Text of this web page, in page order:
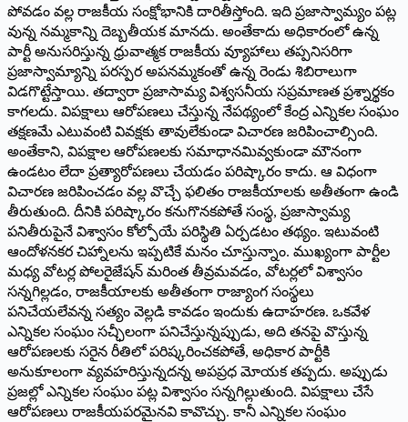
పోవ‌డం వ‌ల్ల రాజ‌కీయ సంక్షోభానికి దారితీస్తోంది. ఇది ప్ర‌జాస్వామ్యం ప‌ట్ల
వున్న న‌మ్మ‌కాన్ని దెబ్బ‌తీయ‌క మాన‌దు. అంతేకాదు అధికారంలో ఉన్న
పార్టీ అనుస‌రిస్తున్న ధ్రువాత్మ‌క రాజ‌కీయ వ్యూహాలు త‌ప్ప‌నిస‌రిగా
ప్ర‌జాస్వామ్యాన్ని ప‌ర‌స్ప‌ర అప‌న‌మ్మ‌కంతో ఉన్న రెండు శిబిరాలుగా
విడ‌గొట్టేస్తాయి. త‌ద్వారా ప్ర‌జాసామ్య విశ్వ‌స‌నీయ స‌ప్ర‌మాణ‌త ప్ర‌శ్నార్థ‌కం
కాగ‌ల‌దు. విప‌క్షాలు ఆరోప‌ణ‌లు చేస్తున్న నేప‌థ్యంలో కేంద్ర ఎన్నిక‌ల సంఘం
త‌క్ష‌ణ‌మే ఎటువంటి వివ‌క్ష‌కు తావులేకుండా విచార‌ణ జ‌రిపించాల్సింది.
అంతేకాని, విప‌క్షాల ఆరోప‌ణ‌ల‌కు స‌మాధానమివ్వ‌కుండా మౌనంగా
ఉండటం లేదా ప్రత్యారోప‌ణ‌లు చేయ‌డం ప‌రిష్కారం కాదు. ఆ విధంగా
విచార‌ణ జ‌రిపించ‌డం వ‌ల్ల వొచ్చే ఫ‌లితం రాజ‌కీయాల‌కు అతీతంగా ఉండి
తీరుతుంది. దీనికి ప‌రిష్కారం క‌నుగొన‌క‌పోతే సంస్థ, ప్ర‌జాస్వామ్య
ప‌నితీరుపైనే విశ్వాసం కోల్పోయే ప‌రిస్థితి ఏర్ప‌డ‌టం త‌థ్యం. ఇటువంటి
ఆందోళ‌న‌క‌ర చిహ్నాల‌ను ఇప్ప‌టికే మ‌నం చూస్తున్నాం. ముఖ్యంగా పార్టీల
మ‌ధ్య వోట‌ర్ల పోల‌రైజేష‌న్ మ‌రింత తీవ్ర‌మ‌వ‌డం, వోట‌ర్లలో విశ్వాసం
స‌న్న‌గిల్ల‌డం, రాజ‌కీయాల‌కు అతీతంగా రాజ్యాంగ సంస్థ‌లు
ప‌నిచేయ‌లేవ‌న్న స‌త్యం వెల్ల‌డి కావ‌డం ఇందుకు ఉదాహ‌ర‌ణ‌. ఒక‌వేళ
ఎన్నిక‌ల సంఘం స‌చ్ఛీలంగా ప‌నిచేస్తున్న‌ప్పుడు, అది త‌న‌పై వొస్తున్న
ఆరోప‌ణ‌ల‌కు స‌రైన రీతిలో ప‌రిష్క‌రించ‌క‌పోతే, అధికార పార్టీకి
అనుకూలంగా వ్య‌వ‌హ‌రిస్తున్న‌ద‌న్న అప‌ప్ర‌ధ మోయక త‌ప్ప‌దు. అప్పుడు
ప్ర‌జ‌ల్లో ఎన్నిక‌ల సంఘం ప‌ట్ల విశ్వాసం స‌న్న‌గిల్లుతుంది. విప‌క్షాలు చేసే
ఆరోప‌ణ‌లు రాజ‌కీయ‌ప‌ర‌మైన‌వి కావొచ్చు. కానీ ఎన్నిక‌ల సంఘం